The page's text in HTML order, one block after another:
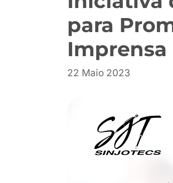
para
Imprensa
22 Maio 2023